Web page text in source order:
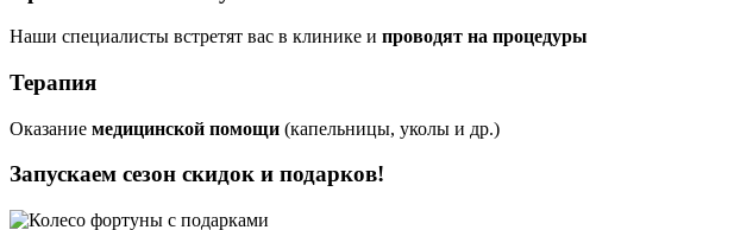
Наши специалисты встретят вас в клинике и проводят на процедуры
Терапия
Оказание медицинской помощи (капельницы, уколы и др.)
Запускаем сезон скидок и подарков!